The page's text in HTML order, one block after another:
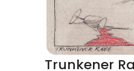
Trunkener